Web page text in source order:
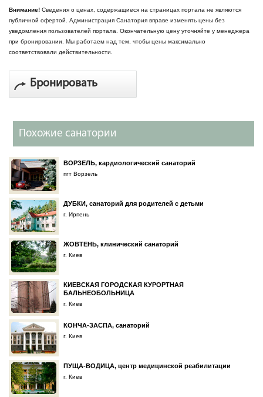
Внимание! Сведения о ценах, содержащиеся на страницах портала не являются
публичной офертой. Администрация Санатория вправе изменять цены без
уведомления пользователей портала. Окончательную цену уточняйте у менеджера
при бронировании. Мы работаем над тем, чтобы цены максимально
соответствовали действительности.
Бронировать
Похожие санатории
ВОРЗЕЛЬ, кардиологический санаторий
пгт Ворзель
ДУБКИ, санаторий для родителей с детьми
г. Ирпень
ЖОВТЕНЬ, клинический санаторий
г. Киев
КИЕВСКАЯ ГОРОДСКАЯ КУРОРТНАЯ
БАЛЬНЕОБОЛЬНИЦА
г. Киев
КОНЧА-ЗАСПА, санаторий
г. Киев
ПУЩА-ВОДИЦА, центр медицинской реабилитации
г. Киев